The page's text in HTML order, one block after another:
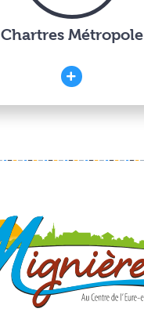
Chartres Métropole